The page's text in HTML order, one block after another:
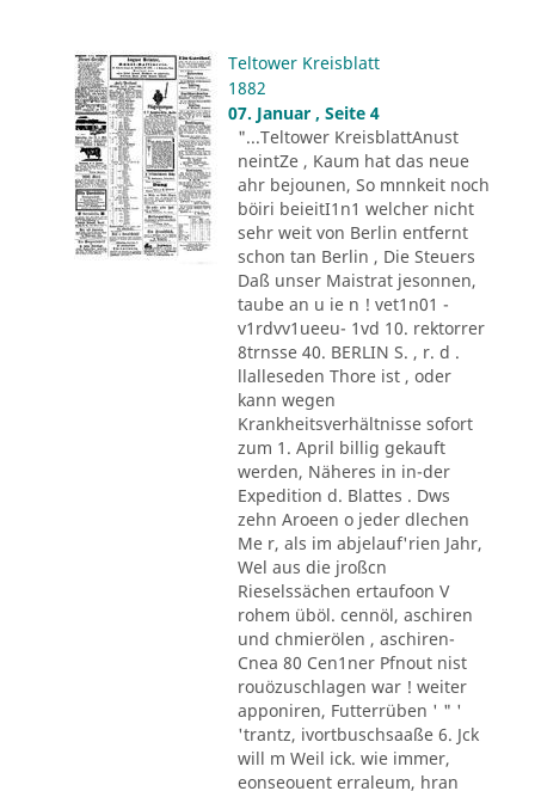
Teltower Kreisblatt
1882
07. Januar , Seite 4
"...Teltower KreisblattAnust
neintZe , Kaum hat das neue
ahr bejounen, So mnnkeit noch
böiri beieitI1n1 welcher nicht
sehr weit von Berlin entfernt
schon tan Berlin , Die Steuers
Daß unser Maistrat jesonnen,
taube an u ie n ! vet1n01 -
v1rdvv1ueeu- 1vd 10. rektorrer
8trnsse 40. BERLIN S. , r. d .
llalleseden Thore ist , oder
kann wegen
Krankheitsverhältnisse sofort
zum 1. April billig gekauft
werden, Näheres in in-der
Expedition d. Blattes . Dws
zehn Aroeen o jeder dlechen
Me r, als im abjelauf'rien Jahr,
Wel aus die jroßcn
Rieselssächen ertaufoon V
rohem üböl. cennöl, aschiren
und chmierölen , aschiren-
Cnea 80 Cen1ner Pfnout nist
rouözuschlagen war ! weiter
apponiren, Futterrüben ' " '
'trantz, ivortbuschsaaße 6. Jck
will m Weil ick. wie immer,
eonseouent erraleum, hran